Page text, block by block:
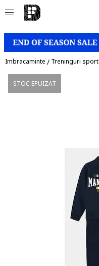
Imbracaminte / Treninguri sport
STOC EPUIZAT